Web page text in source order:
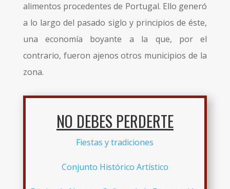
alimentos procedentes de Portugal. Ello generó
a lo largo del pasado siglo y principios de éste,
una economía boyante a la que, por el
contrario, fueron ajenos otros municipios de la
zona.
NO DEBES PERDERTE
Fiestas y tradiciones
Conjunto Histórico Artístico